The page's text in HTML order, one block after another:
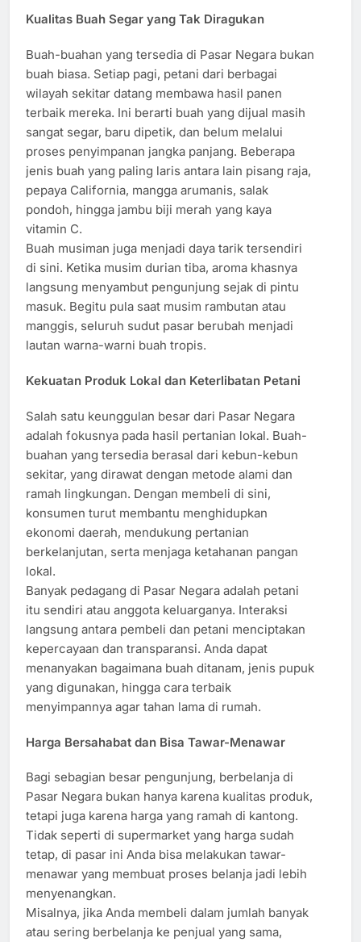
Kualitas Buah Segar yang Tak Diragukan
Buah-buahan yang tersedia di Pasar Negara bukan
buah biasa. Setiap pagi, petani dari berbagai
wilayah sekitar datang membawa hasil panen
terbaik mereka. Ini berarti buah yang dijual masih
sangat segar, baru dipetik, dan belum melalui
proses penyimpanan jangka panjang. Beberapa
jenis buah yang paling laris antara lain pisang raja,
pepaya California, mangga arumanis, salak
pondoh, hingga jambu biji merah yang kaya
vitamin C.
Buah musiman juga menjadi daya tarik tersendiri
di sini. Ketika musim durian tiba, aroma khasnya
langsung menyambut pengunjung sejak di pintu
masuk. Begitu pula saat musim rambutan atau
manggis, seluruh sudut pasar berubah menjadi
lautan warna-warni buah tropis.
Kekuatan Produk Lokal dan Keterlibatan Petani
Salah satu keunggulan besar dari Pasar Negara
adalah fokusnya pada hasil pertanian lokal. Buah-
buahan yang tersedia berasal dari kebun-kebun
sekitar, yang dirawat dengan metode alami dan
ramah lingkungan. Dengan membeli di sini,
konsumen turut membantu menghidupkan
ekonomi daerah, mendukung pertanian
berkelanjutan, serta menjaga ketahanan pangan
lokal.
Banyak pedagang di Pasar Negara adalah petani
itu sendiri atau anggota keluarganya. Interaksi
langsung antara pembeli dan petani menciptakan
kepercayaan dan transparansi. Anda dapat
menanyakan bagaimana buah ditanam, jenis pupuk
yang digunakan, hingga cara terbaik
menyimpannya agar tahan lama di rumah.
Harga Bersahabat dan Bisa Tawar-Menawar
Bagi sebagian besar pengunjung, berbelanja di
Pasar Negara bukan hanya karena kualitas produk,
tetapi juga karena harga yang ramah di kantong.
Tidak seperti di supermarket yang harga sudah
tetap, di pasar ini Anda bisa melakukan tawar-
menawar yang membuat proses belanja jadi lebih
menyenangkan.
Misalnya, jika Anda membeli dalam jumlah banyak
atau sering berbelanja ke penjual yang sama,